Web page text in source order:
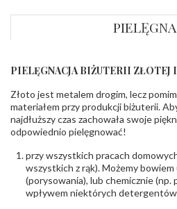
Szlif kamieni:
Masa kamieni
(łącznie):
INNE PARAMETRY
zestawie:
Producent
odpowiedzialny:
WĘC-Twój Jubiler
Suchan, ul.
679-
PIELĘGNACJA BIŻUTERII ZŁOTEJ I
Złoto jest metalem drogim, lecz
materiałem przy produkcji biżuterii.
najdłuższy czas zachowała swoje
odpowiednio pielęgnować!
przy wszystkich pracach
wszystkich z rąk). Możemy
(porysowania), lub chemicznie (np.
wpływem niektórych